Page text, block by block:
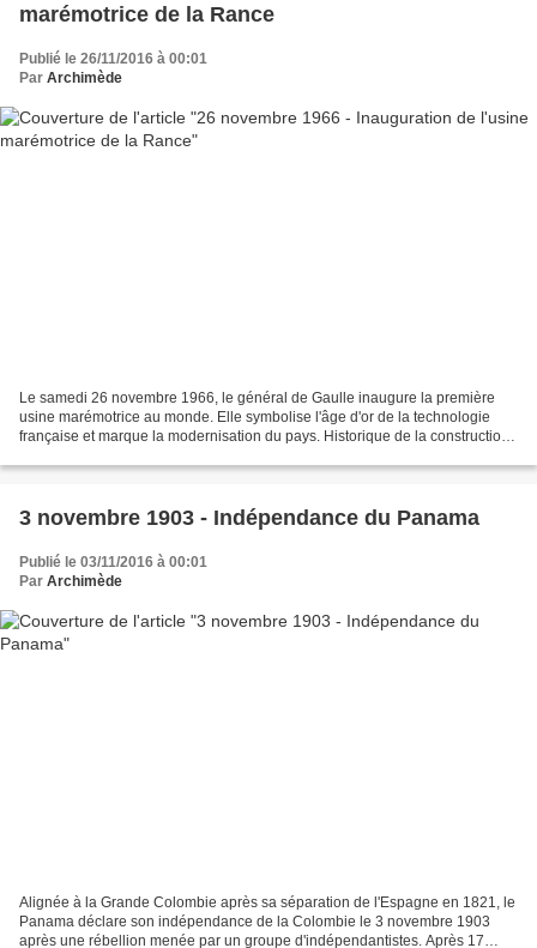
marémotrice de la Rance
Publié le 26/11/2016 à 00:01
Par Archimède
Le samedi 26 novembre 1966, le général de Gaulle inaugure la première
usine marémotrice au monde. Elle symbolise l'âge d'or de la technologie
française et marque la modernisation du pays. Historique de la construction
3 novembre 1903 - Indépendance du Panama
Publié le 03/11/2016 à 00:01
Par Archimède
Alignée à la Grande Colombie après sa séparation de l'Espagne en 1821, le
Panama déclare son indépendance de la Colombie le 3 novembre 1903
après une rébellion menée par un groupe d'indépendantistes. Après 17